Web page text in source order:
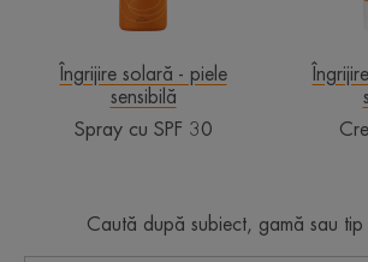
Îngrijire solară - piele
sensibilă
Spray cu SPF 30
Caută după subiect, gamă sau